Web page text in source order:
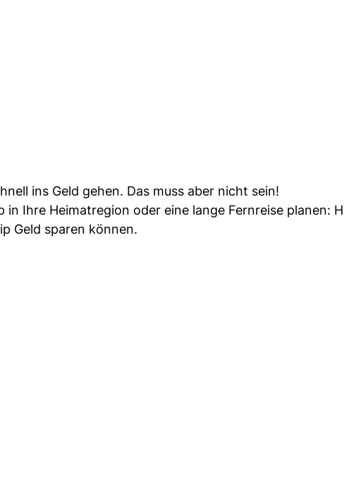
ins Geld gehen. Das muss aber nicht sein!
in Ihre Heimatregion oder eine lange Fernreise planen:
Geld sparen können.